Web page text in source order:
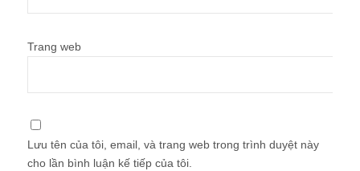
Trang web
Lưu tên của tôi, email, và trang web trong trình duyệt này
cho lần bình luận kế tiếp của tôi.